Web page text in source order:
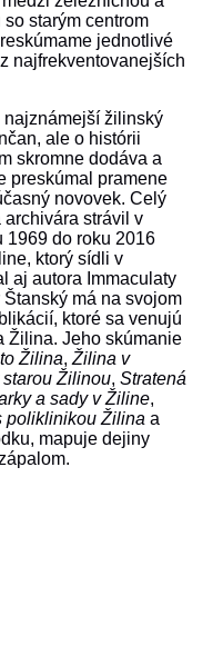
starým centrom
jednotlivé
najfrekventovanejších
najznámejší žilinský
ale o histórii
skromne dodáva a
preskúmal pramene
novovek. Celý
strávil v
1969 do roku 2016
ktorý sídli v
aj autora Immaculaty
má na svojom
ktoré sa venujú
Žilina. Jeho skúmanie
Žilina, Žilina v
Žilinou, Stratená
a sady v Žiline,
poliklinikou Žilina a
mapuje dejiny